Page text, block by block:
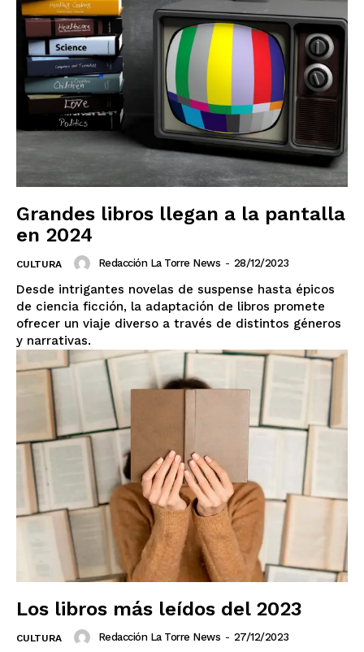
Grandes libros llegan a la pantalla
en 2024
CULTURA Redacción La Torre News - 28/12/2023
Desde intrigantes novelas de suspense hasta épicos
de ciencia ficción, la adaptación de libros promete
ofrecer un viaje diverso a través de distintos géneros
y narrativas.
Los libros más leídos del 2023
CULTURA Redacción La Torre News - 27/12/2023